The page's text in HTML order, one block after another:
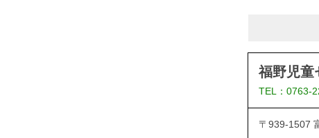
福野児童
TEL：0763-
〒939-1507